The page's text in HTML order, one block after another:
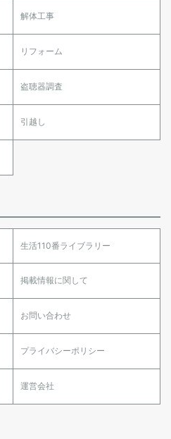
解体工事
リフォーム
盗聴器調査
引越し
生活110番ライブラリー
掲載情報に関して
お問い合わせ
プライバシーポリシー
運営会社